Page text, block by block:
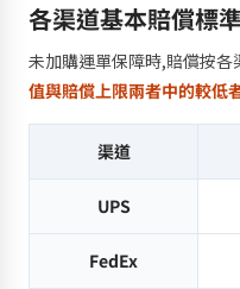
各渠道基本賠償標
未加購運單保障時,賠償按
值與賠償上限兩者中的較低
渠道
UPS
FedEx